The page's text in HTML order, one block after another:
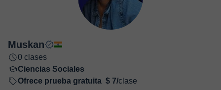
Muskan
0 clases
Ciencias Sociales
Ofrece prueba gratuita $ 7/clase